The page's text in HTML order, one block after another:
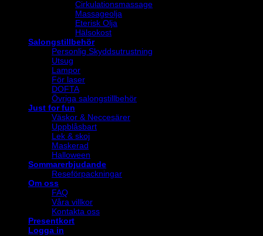
Cirkulationsmassage
Massageolja
Eterisk Olja
Hälsokost
Salongstillbehör
Personlig Skyddsutrustning
Utsug
Lampor
För laser
DOFTA
Övriga salongstillbehör
Just for fun
Väskor & Neccesärer
Uppblåsbart
Lek & skoj
Maskerad
Halloween
Sommarerbjudande
Reseförpackningar
Om oss
FAQ
Våra villkor
Kontakta oss
Presentkort
Logga in